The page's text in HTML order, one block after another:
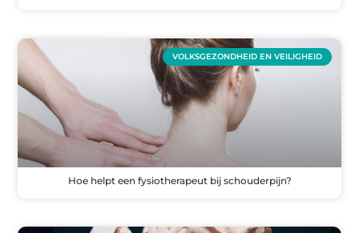
VOLKSGEZONDHEID EN VEILIGHEID
Hoe helpt een fysiotherapeut bij schouderpijn?